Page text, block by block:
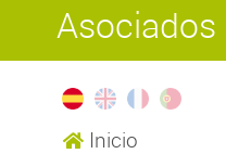
Asociados
Inicio